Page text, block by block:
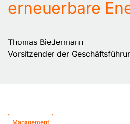
Zum Partner
Enoplan — Wasungen
Bahnhofstraße 22, 98634
Zum Partner
erneuerbare
Thomas Biedermann
Vorsitzender der
Management